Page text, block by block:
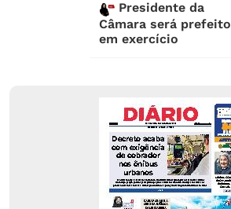
Presidente da
Câmara será prefeito
em exercício